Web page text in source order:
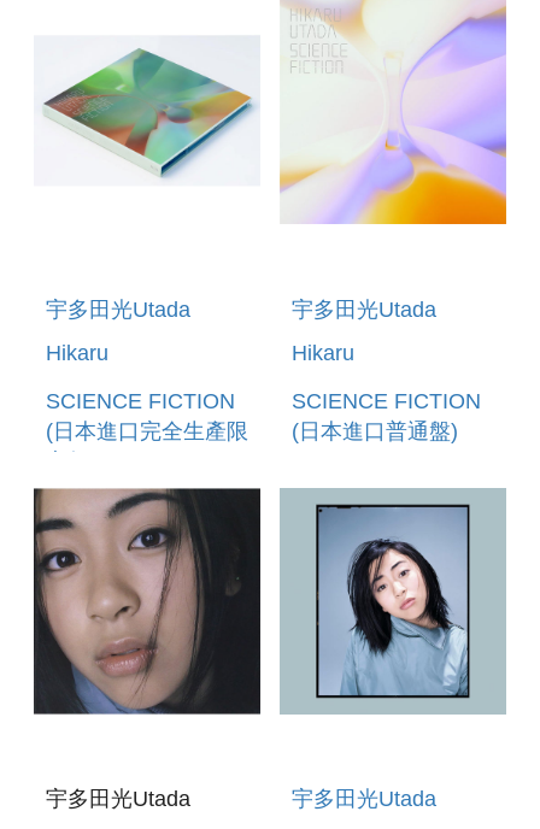
宇多田光Utada
Hikaru
SCIENCE FICTION
(日本進口完全生產限
宇多田光Utada
Hikaru
SCIENCE FICTION
(日本進口普通盤)
宇多田光Utada
宇多田光Utada